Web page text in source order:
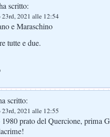
scritto:
2021 alle 12:54
e Maraschino
tutte e due.
scritto:
2021 alle 12:55
1980 prato del Quercione, prima